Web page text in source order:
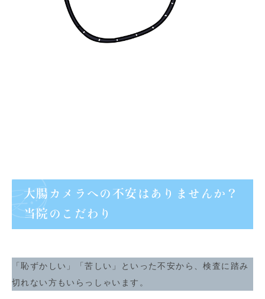
大腸カメラへの不安はありませんか？
当院のこだわり
「恥ずかしい」「苦しい」といった不安から、検査に踏み
切れない方もいらっしゃいます。